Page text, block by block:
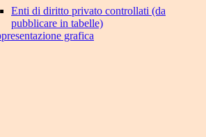
Enti di diritto privato controllati (da
pubblicare in tabelle)
grafica